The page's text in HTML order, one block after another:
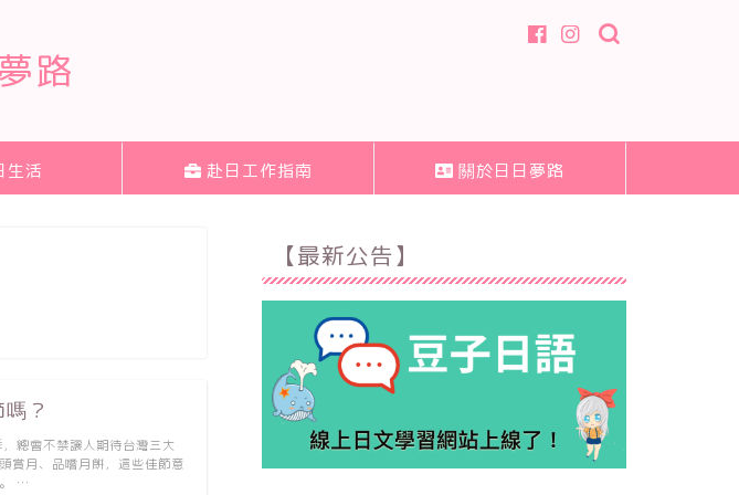
路
生活 赴日工作指南 關於日日夢路
？
總會不禁讓人期待台灣三大
賞月、品嚐月餅，這些佳節意
…
【最新公告】